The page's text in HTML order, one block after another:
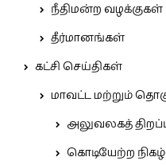
நீதிமன்ற வழக்குகள்
தீர்மானங்கள்
கட்சி செய்திகள்
மாவட்ட மற்றும்
அலுவலகத்
கொடியேற்ற